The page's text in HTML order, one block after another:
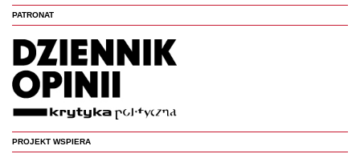
PATRONAT
PROJEKT WSPIERA